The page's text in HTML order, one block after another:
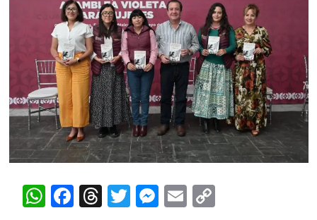
WhatsApp
Facebook
Threads
Twitter
Messenger
EmailCopy